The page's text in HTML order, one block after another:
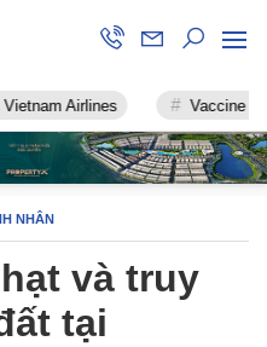
Vaccine chống
NHÂN
và truy
tại